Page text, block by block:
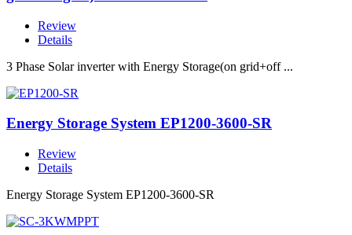
Review
Details
3 Phase Solar inverter with Energy Storage(on grid+off ...
Energy Storage System EP1200-3600-SR
Review
Details
Energy Storage System EP1200-3600-SR